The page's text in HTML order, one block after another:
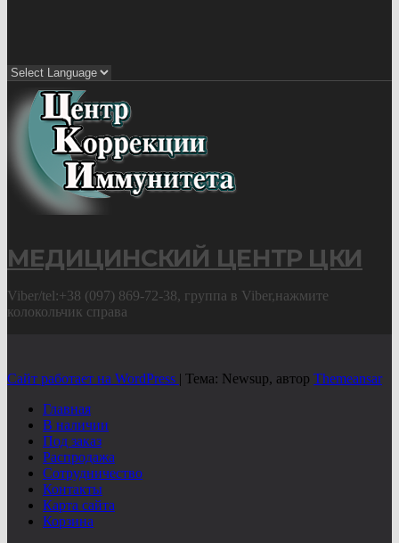
МЕДИЦИНСКИЙ ЦЕНТР ЦКИ
Viber/tel:+38 (097) 869-72-38, группа в Viber,нажмите
колокольчик справа
Сайт работает на WordPress | Тема: Newsup, автор Themeansar
Главная
В наличии
Под заказ
Распродажа
Сотрудничество
Контакты
Карта сайта
Корзина